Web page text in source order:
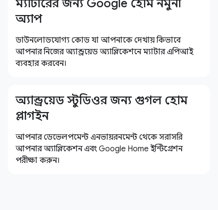
ম্যাটারের জন্য Google হোম নমুনা
অ্যাপ
ডাউনলোডযোগ্য কোড যা আপনাকে দেখায় কিভাবে
আপনার নিজের অ্যান্ড্রয়েড অ্যাপ্লিকেশনে ম্যাটার এপিআই
ব্যবহার করবেন।
অ্যান্ড্রয়েড স্টুডিওর জন্য গুগল হোম
প্লাগইন
আপনার ডেভেলপমেন্ট এনভায়রনমেন্ট থেকে সরাসরি
আপনার অ্যাপ্লিকেশন এবং Google Home ইন্টিগ্রেশন
পরীক্ষা করুন।